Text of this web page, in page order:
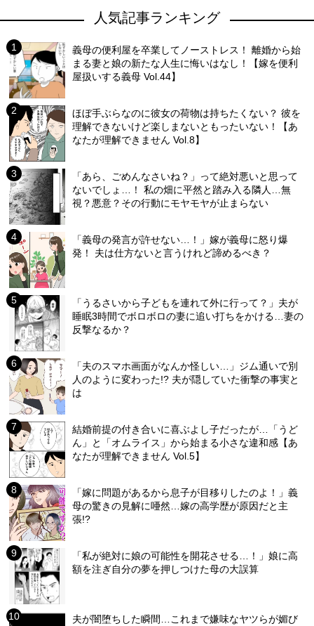
人気記事ランキング
義母の便利屋を卒業してノーストレス！ 離婚から始
まる妻と娘の新たな人生に悔いはなし！【嫁を便利
屋扱いする義母 Vol.44】
ほぼ手ぶらなのに彼女の荷物は持ちたくない？ 彼を
理解できないけど楽しまないともったいない！【あ
なたが理解できません Vol.8】
「あら、ごめんなさいね？」って絶対悪いと思って
ないでしょ…！ 私の畑に平然と踏み入る隣人…無
視？悪意？その行動にモヤモヤが止まらない
「義母の発言が許せない…！」嫁が義母に怒り爆
発！ 夫は仕方ないと言うけれど諦めるべき？
「うるさいから子どもを連れて外に行って？」夫が
睡眠3時間でボロボロの妻に追い打ちをかける…妻の
反撃なるか？
「夫のスマホ画面がなんか怪しい…」ジム通いで別
人のように変わった!? 夫が隠していた衝撃の事実と
は
結婚前提の付き合いに喜ぶよし子だったが…「うど
ん」と「オムライス」から始まる小さな違和感【あ
なたが理解できません Vol.5】
「嫁に問題があるから息子が目移りしたのよ！」義
母の驚きの見解に唖然…嫁の高学歴が原因だと主
張!?
「私が絶対に娘の可能性を開花させる…！」娘に高
額を注ぎ自分の夢を押しつけた母の大誤算
夫が闇堕ちした瞬間…これまで嫌味なヤツらが媚び